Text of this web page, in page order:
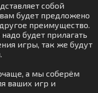
собой
будет предложено
преимущество.
будет прилагать
игры, так же будут
а мы соберём
ваших игр и